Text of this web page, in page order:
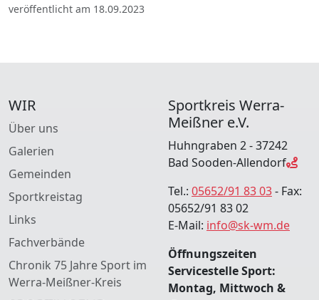
veröffentlicht am 18.09.2023
WIR
Über uns
Galerien
Gemeinden
Sportkreistag
Links
Fachverbände
Chronik 75 Jahre Sport im
Werra-Meißner-Kreis
Sportkreis Werra-
Meißner e.V.
Huhngraben 2 - 37242
Bad Sooden-Allendorf
Tel.: 05652/91 83 03- Fax:
05652/91 83 02
E-Mail: info@sk-wm.de
Öffnungszeiten
Servicestelle Sport:
Montag, Mittwoch &